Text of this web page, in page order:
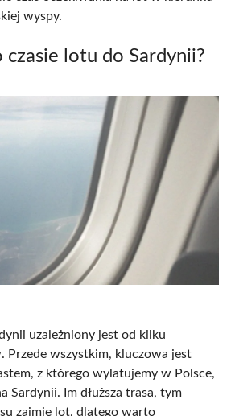
wyspy.
czasie lotu do Sardynii?
uzależniony jest od kilku
Przede wszystkim, kluczowa jest
z którego wylatujemy w Polsce,
Sardynii. Im dłuższa trasa, tym
zajmie lot, dlatego warto